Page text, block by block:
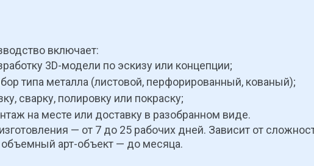
включает:
3D-модели по эскизу или концепции;
типа металла (листовой, перфорированный, кованый);
сварку, полировку или покраску;
на месте или доставку в разобранном виде.
— от 7 до 25 рабочих дней. Зависит от
объемный арт-объект — до месяца.